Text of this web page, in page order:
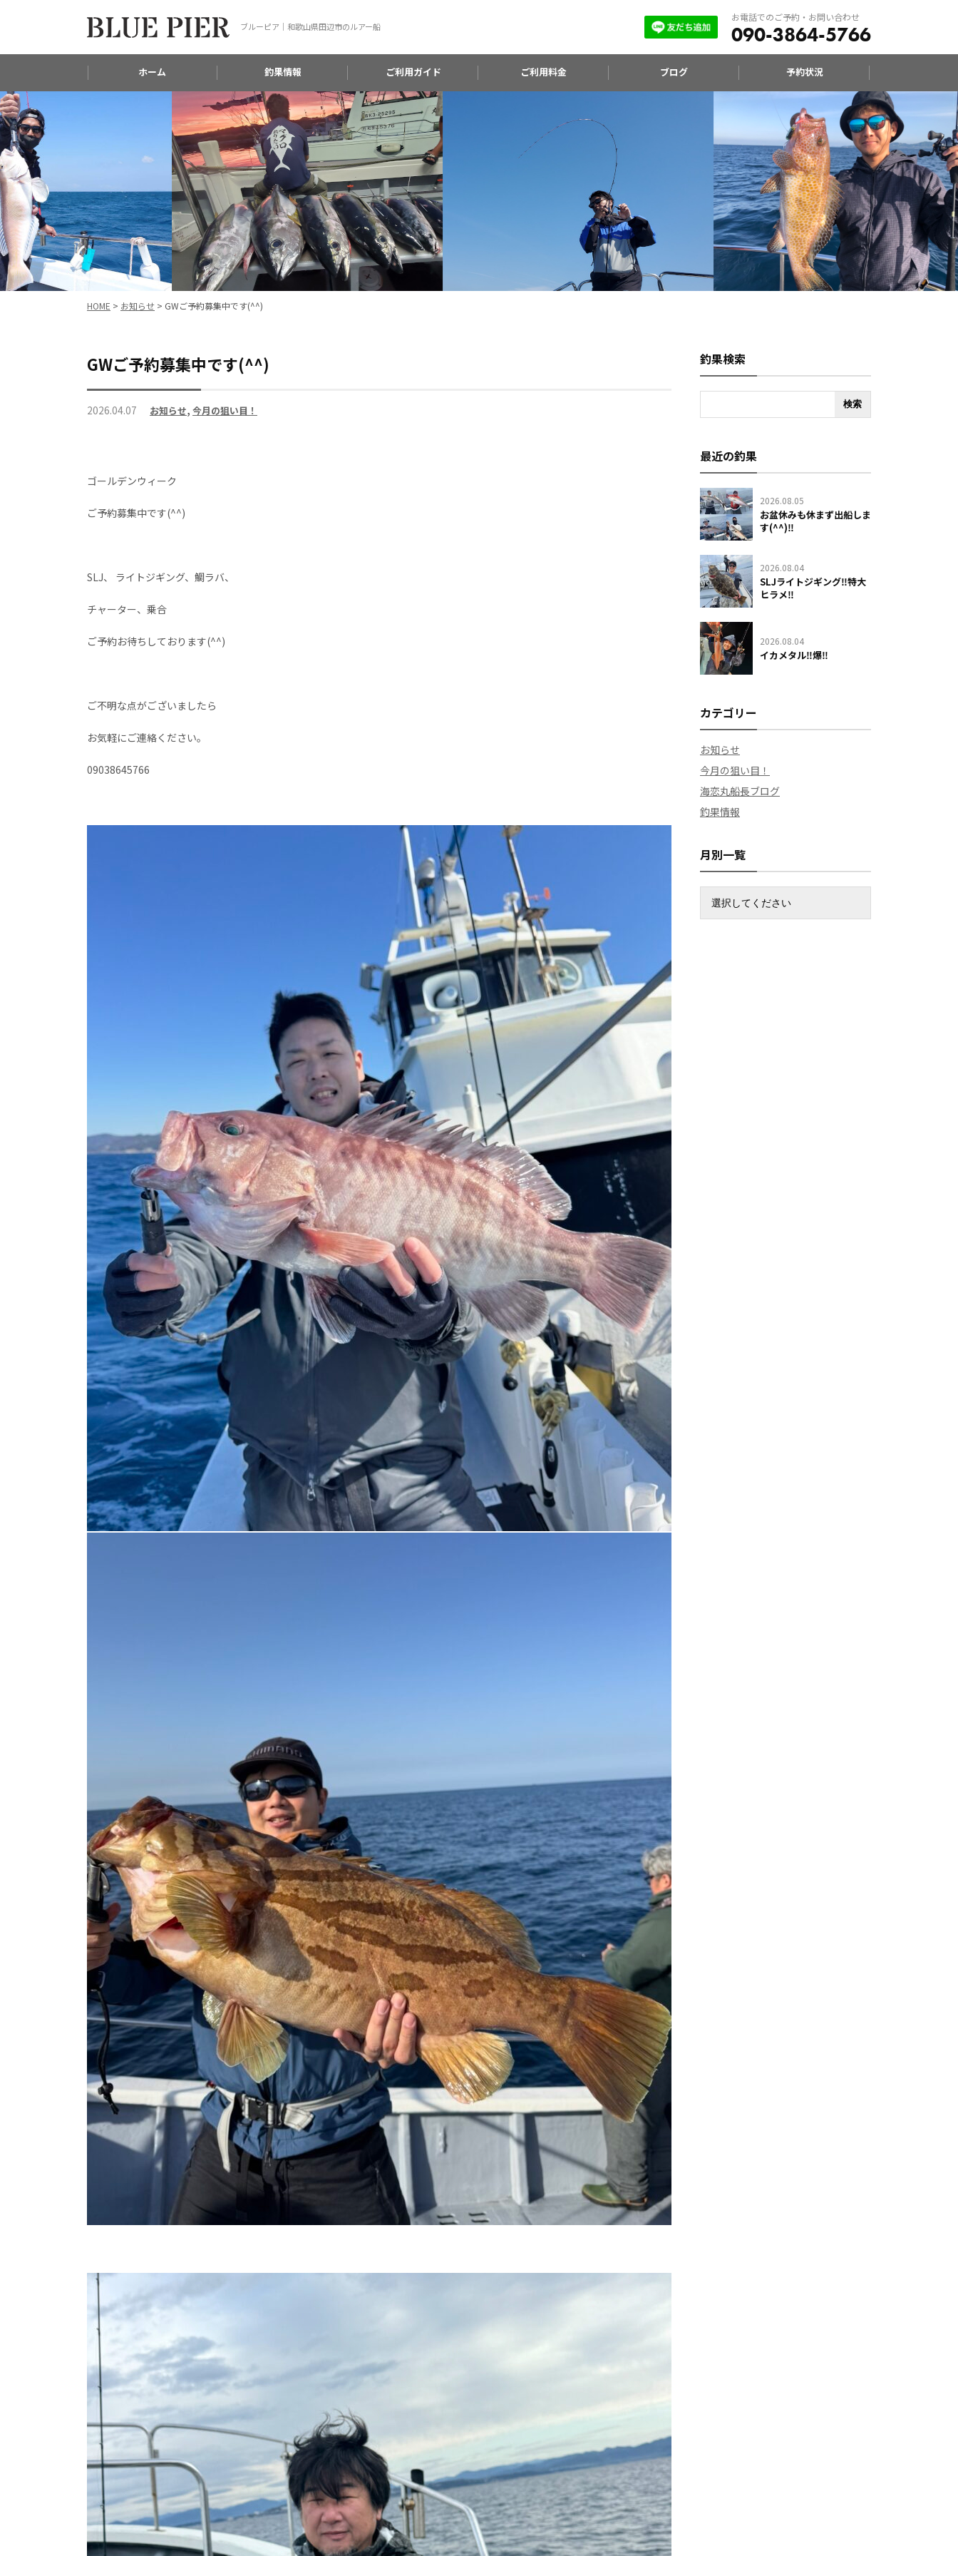
ブルーピア｜和歌山県田辺市のルアー船
お電話でのご予約・お問い合わせ
090-3864-5766
ホーム 釣果情報 ご利用ガイド ご利用料金 ブログ 予約状況
HOME > お知らせ > GWご予約募集中です(^^)
GWご予約募集中です(^^)
2026.04.07 お知らせ, 今月の狙い目！
ゴールデンウィーク
ご予約募集中です(^^)
SLJ、 ライトジギング、鯛ラバ、
チャーター、乗合
ご予約お待ちしております(^^)
ご不明な点がございましたら
お気軽にご連絡ください。
09038645766
釣果検索
最近の釣果
2026.08.05
お盆休みも休まず出船しま
す(^^)‼️
2026.08.04
SLJライトジギング‼️特大
ヒラメ‼️
2026.08.04
イカメタル‼️爆‼️
カテゴリー
お知らせ
今月の狙い目！
海恋丸船長ブログ
釣果情報
月別一覧